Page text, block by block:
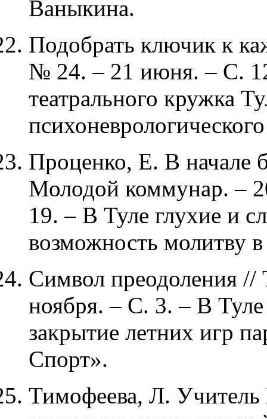
Ваныкина.
Подобрать ключик к
№ 24. – 21 июня. – С.
театрального кружка
Проценко, Е. В начале
Молодой коммунар. –
19. – В Туле глухие и
возможность молитву
Символ преодоления
ноября. – С. 3. – В Туле
закрытие летних игр
Спорт».
Тимофеева, Л.